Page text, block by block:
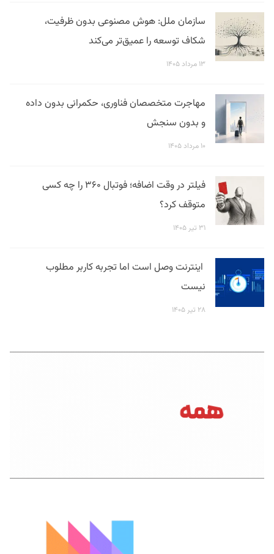
سازمان ملل: هوش مصنوعی بدون ظرفیت،
شکاف توسعه را عمیق‌تر می‌کند
۱۳ مرداد ۱۴۰۵
مهاجرت متخصصان فناوری، حکمرانی بدون داده
و بدون سنجش
۱۰ مرداد ۱۴۰۵
فیلتر در وقت اضافه؛ فوتبال ۳۶۰ را چه کسی
متوقف کرد؟
۳۱ تیر ۱۴۰۵
اینترنت وصل است اما تجربه کاربر مطلوب
نیست
۲۸ تیر ۱۴۰۵